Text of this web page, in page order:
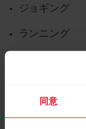
同意
ジョギング
ランニング